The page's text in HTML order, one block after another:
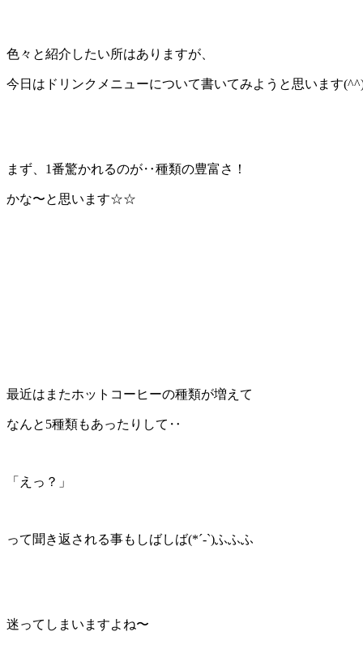
色々と紹介したい所はありますが、
今日はドリンクメニューについて書いてみようと思います
まず、 1番驚かれるのが‥種類の豊富さ！
かな〜と思います☆☆
最近はまたホットコーヒーの種類が増えて
なんと 5種類もあったりして‥
「えっ？」
って聞き返される事もしばしば(*´-`)ふふふ
迷ってしまいますよね〜